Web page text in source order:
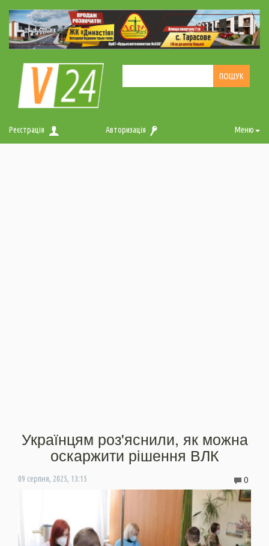
Реєстрація Авторизація Меню
Українцям роз'яснили, як можна
оскаржити рішення ВЛК
09 серпня, 2025, 13:15 0